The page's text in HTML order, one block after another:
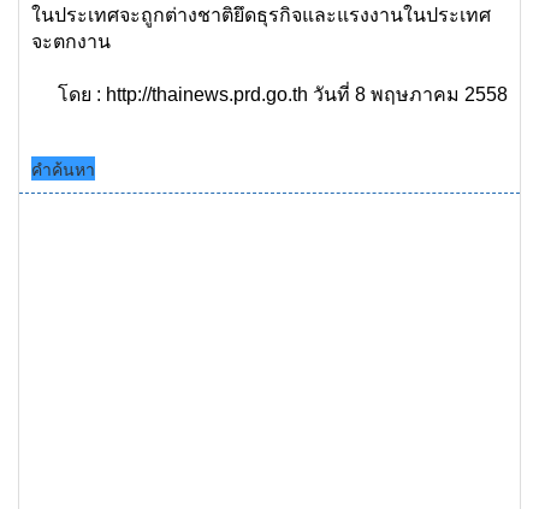
ในประเทศจะถูกต่างชาติยึดธุรกิจและแรงงานในประเทศ
จะตกงาน
โดย : http://thainews.prd.go.th วันที่ 8 พฤษภาคม 2558
คำค้นหา